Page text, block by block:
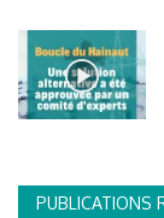
PUBLICATIONS